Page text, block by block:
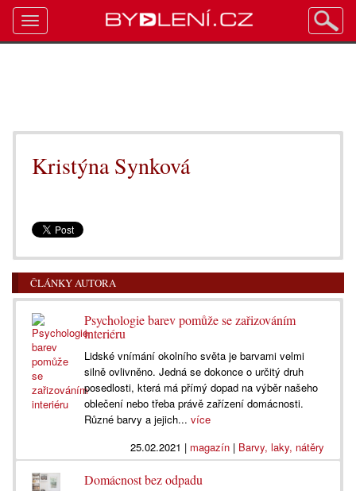
Kristýna Synková
ČLÁNKY AUTORA
Psychologie barev pomůže se zařizováním
interiéru
Lidské vnímání okolního světa je barvami velmi
silně ovlivněno. Jedná se dokonce o určitý druh
posedlosti, která má přímý dopad na výběr našeho
oblečení nebo třeba právě zařízení domácnosti.
Různé barvy a jejich...více
25.02.2021 | magazín| Barvy, laky, nátěry
Domácnost bez odpadu
Toggle
navigation